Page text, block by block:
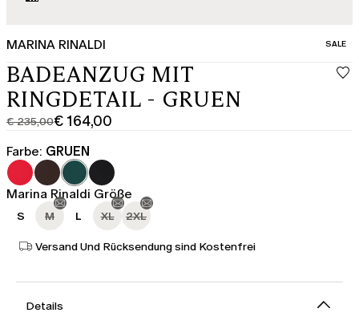
MARINA RINALDI SALE
BADEANZUG MIT
RINGDETAIL - GRUEN
€ 235,00
Ursprünglicher
Preis
€
235,00
€ 164,00
Aktueller
Preis
€
164,00
Farbe: GRUEN
Marina Rinaldi Größe
S M L XL 2XL
Versand Und Rücksendung sind Kostenfrei
Details